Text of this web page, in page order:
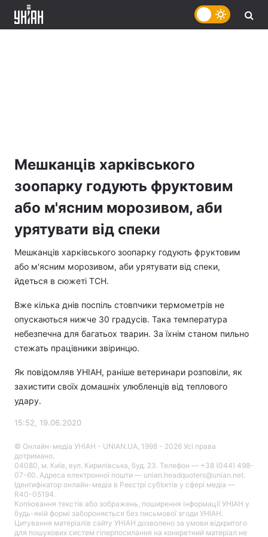
Мешканців харківського
зоопарку годують фруктовим
або м'ясним морозивом, аби
урятувати від спеки
Мешканців харківського зоопарку годують фруктовим
або м'ясним морозивом, аби урятувати від спеки,
йдеться в сюжеті ТСН.
Вже кілька днів поспіль стовпчики термометрів не
опускаються нижче 30 градусів. Така температура
небезпечна для багатьох тварин. За їхнім станом пильно
стежать працівники звіринцю.
Як повідомляв УНІАН, раніше ветеринари розповіли, як
захистити своїх домашніх улюбленців від теплового
удару.
15:52, 19.06.2020
© Онлайн-медіа УНІАН - UNIAN.UA, 1998 - 2026 Усі права
дотримано.
04080, м. Київ, вул. Кирилівська, буд. 23. Телефон — +38 (044) 498-
07-60. Адреса електронної пошти — unian.headquoters@unian.net.
Ідентифікатор онлайн-медіа в Реєстрі суб’єктів у сфері медіа —
R40-05194.
Копіювання текстів або зображень, поширення інформації УНІАН у
будь-якій формі забороняється без письмової згоди УНІАН.
Цитування матеріалів сайту УНІАН дозволено за умови відкритого
для пошукових систем гіперпосилання на конкретний матеріал не